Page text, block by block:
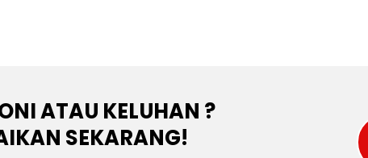
ATAU KELUHAN ?
SEKARANG!